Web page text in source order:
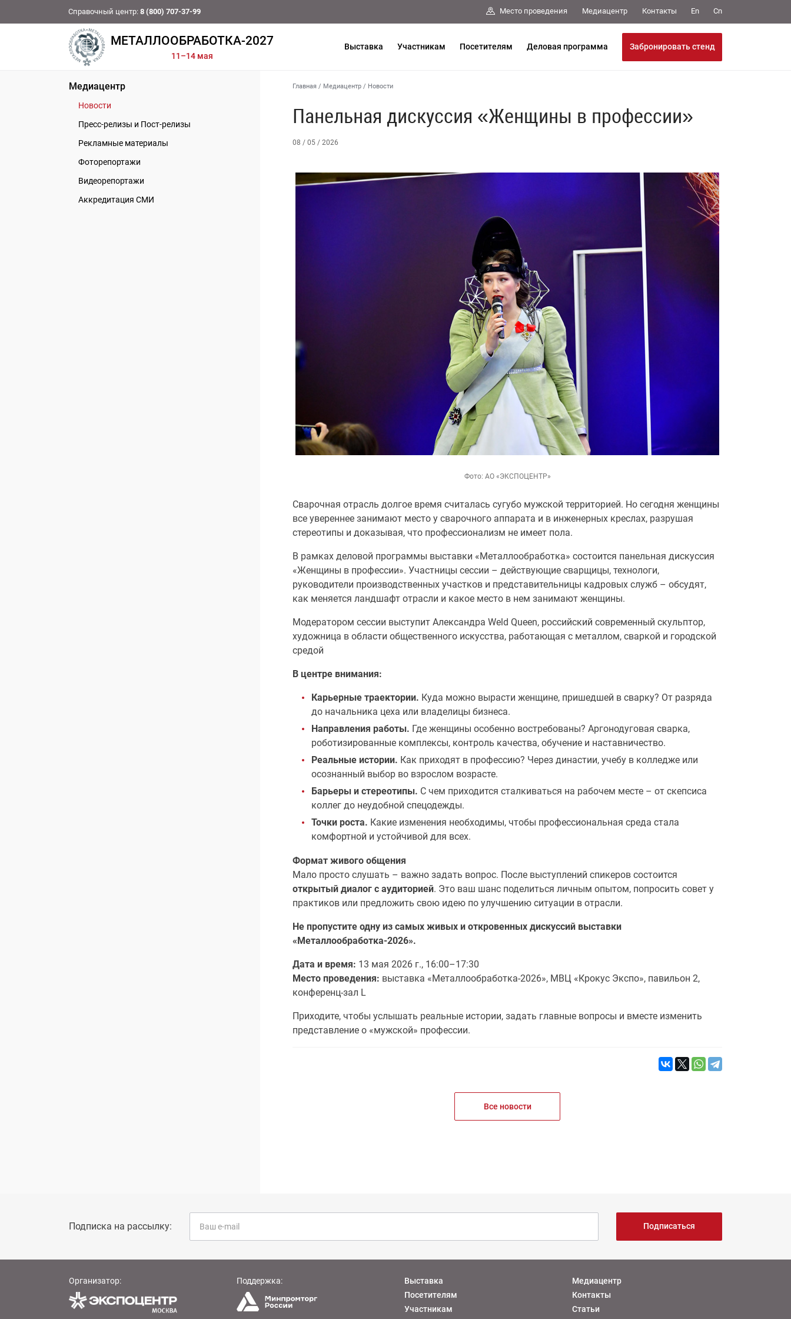
Справочный центр: 8 (800) 707-37-99 Место проведения Медиацентр Контакты En Cn
МЕТАЛЛООБРАБОТКА-2027
11–14 мая
Выставка Участникам Посетителям Деловая программа Забронировать стенд
Медиацентр
Новости
Пресс-релизы и Пост-релизы
Рекламные материалы
Фоторепортажи
Видеорепортажи
Аккредитация СМИ
Главная / Медиацентр / Новости
Панельная дискуссия «Женщины в профессии»
08 / 05 / 2026
Фото: АО «ЭКСПОЦЕНТР»
Сварочная отрасль долгое время считалась сугубо мужской территорией. Но сегодня женщины
все увереннее занимают место у сварочного аппарата и в инженерных креслах, разрушая
стереотипы и доказывая, что профессионализм не имеет пола.
В рамках деловой программы выставки «Металлообработка» состоится панельная дискуссия
«Женщины в профессии». Участницы сессии – действующие сварщицы, технологи,
руководители производственных участков и представительницы кадровых служб – обсудят,
как меняется ландшафт отрасли и какое место в нем занимают женщины.
Модератором сессии выступит Александра Weld Queen, российский современный скульптор,
художница в области общественного искусства, работающая с металлом, сваркой и городской
средой
В центре внимания:
Карьерные траектории. Куда можно вырасти женщине, пришедшей в сварку? От разряда
до начальника цеха или владелицы бизнеса.
Направления работы. Где женщины особенно востребованы? Аргонодуговая сварка,
роботизированные комплексы, контроль качества, обучение и наставничество.
Реальные истории. Как приходят в профессию? Через династии, учебу в колледже или
осознанный выбор во взрослом возрасте.
Барьеры и стереотипы. С чем приходится сталкиваться на рабочем месте – от скепсиса
коллег до неудобной спецодежды.
Точки роста. Какие изменения необходимы, чтобы профессиональная среда стала
комфортной и устойчивой для всех.
Формат живого общения
Мало просто слушать – важно задать вопрос. После выступлений спикеров состоится
открытый диалог с аудиторией. Это ваш шанс поделиться личным опытом, попросить совет у
практиков или предложить свою идею по улучшению ситуации в отрасли.
Не пропустите одну из самых живых и откровенных дискуссий выставки
«Металлообработка-2026».
Дата и время: 13 мая 2026 г., 16:00–17:30
Место проведения: выставка «Металлообработка-2026», МВЦ «Крокус Экспо», павильон 2,
конференц-зал L
Приходите, чтобы услышать реальные истории, задать главные вопросы и вместе изменить
представление о «мужской» профессии.
Все новости
Подписка на рассылку: Подписаться
Организатор: Поддержка:
Выставка
Посетителям
Участникам
Медиацентр
Контакты
Статьи